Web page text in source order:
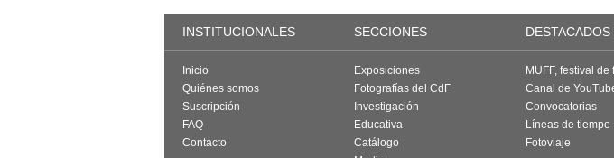
INSTITUCIONALES SECCIONES DESTACADOS
Inicio
Quiénes somos
Suscripción
FAQ
Contacto
Exposiciones
Fotografías del CdF
Investigación
Educativa
Catálogo
MUFF, festival de
Canal de
Convocatorias
Líneas de tiempo
Fotoviaje